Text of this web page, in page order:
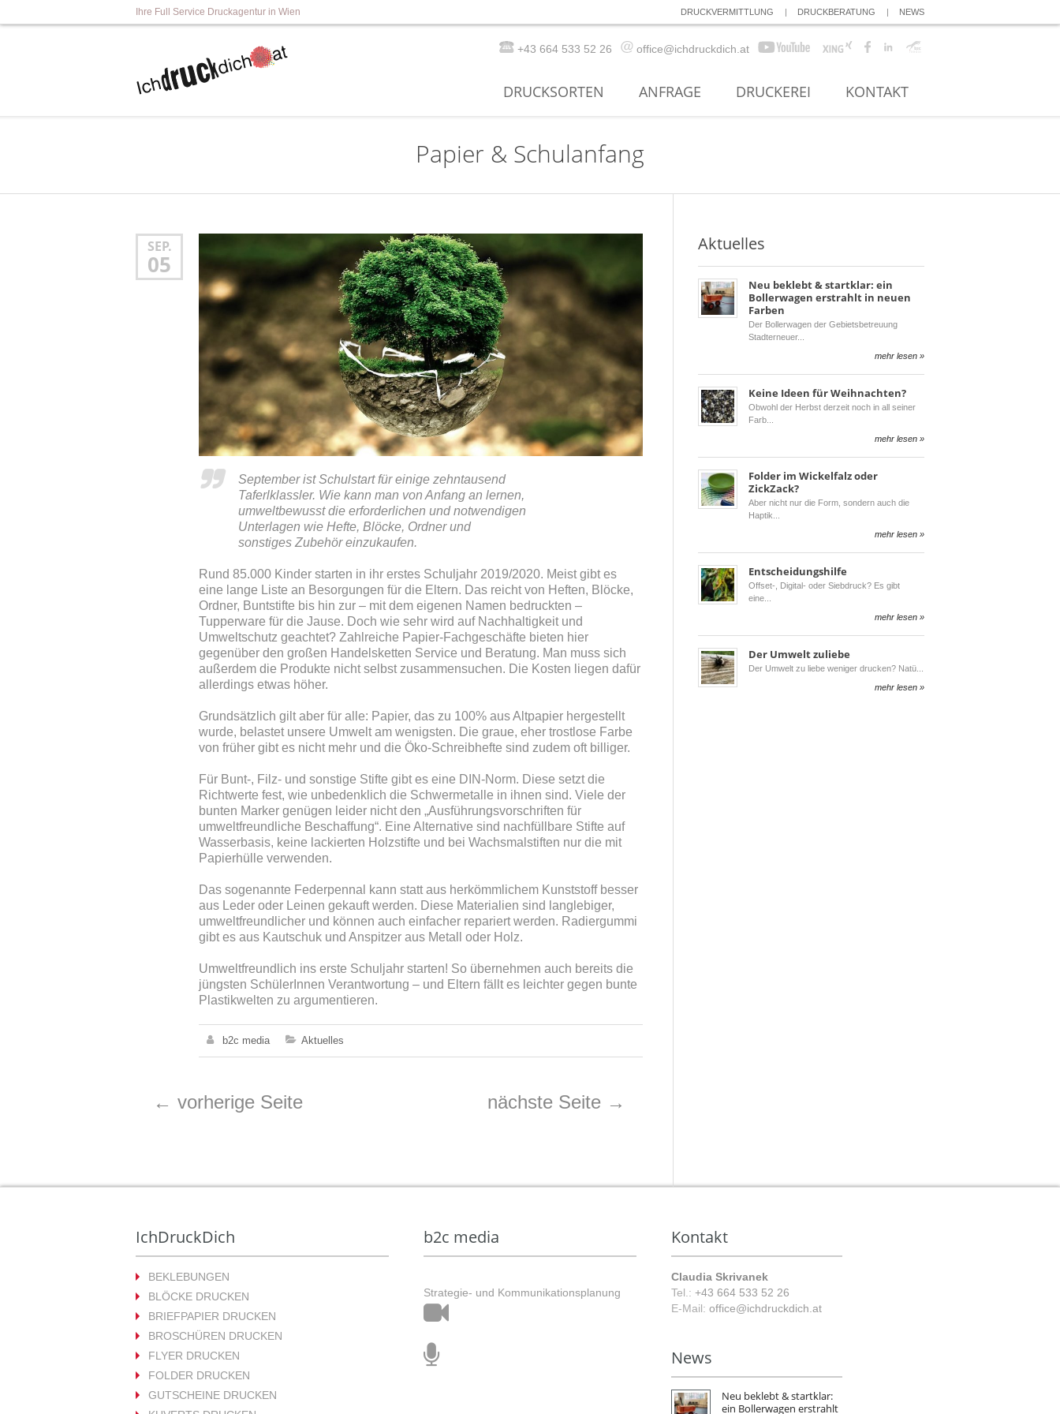
DRUCKVERMITTLUNG DRUCKBERATUNG NEWS
Ihre Full Service Druckagentur in Wien
+43 664 533 52 26 office@ichdruckdich.at
DRUCKSORTEN ANFRAGE DRUCKEREI KONTAKT
Papier & Schulanfang
SEP.
05
September ist Schulstart für einige zehntausend
Taferlklassler. Wie kann man von Anfang an lernen,
umweltbewusst die erforderlichen und notwendigen
Unterlagen wie Hefte, Blöcke, Ordner und
sonstiges Zubehör einzukaufen.
Rund 85.000 Kinder starten in ihr erstes Schuljahr 2019/2020. Meist gibt es
eine lange Liste an Besorgungen für die Eltern. Das reicht von Heften, Blöcke,
Ordner, Buntstifte bis hin zur – mit dem eigenen Namen bedruckten –
Tupperware für die Jause. Doch wie sehr wird auf Nachhaltigkeit und
Umweltschutz geachtet? Zahlreiche Papier-Fachgeschäfte bieten hier
gegenüber den großen Handelsketten Service und Beratung. Man muss sich
außerdem die Produkte nicht selbst zusammensuchen. Die Kosten liegen dafür
allerdings etwas höher.
Grundsätzlich gilt aber für alle: Papier, das zu 100% aus Altpapier hergestellt
wurde, belastet unsere Umwelt am wenigsten. Die graue, eher trostlose Farbe
von früher gibt es nicht mehr und die Öko-Schreibhefte sind zudem oft billiger.
Für Bunt-, Filz- und sonstige Stifte gibt es eine DIN-Norm. Diese setzt die
Richtwerte fest, wie unbedenklich die Schwermetalle in ihnen sind. Viele der
bunten Marker genügen leider nicht den „Ausführungsvorschriften für
umweltfreundliche Beschaffung“. Eine Alternative sind nachfüllbare Stifte auf
Wasserbasis, keine lackierten Holzstifte und bei Wachsmalstiften nur die mit
Papierhülle verwenden.
Das sogenannte Federpennal kann statt aus herkömmlichem Kunststoff besser
aus Leder oder Leinen gekauft werden. Diese Materialien sind langlebiger,
umweltfreundlicher und können auch einfacher repariert werden. Radiergummi
gibt es aus Kautschuk und Anspitzer aus Metall oder Holz.
Umweltfreundlich ins erste Schuljahr starten! So übernehmen auch bereits die
jüngsten SchülerInnen Verantwortung – und Eltern fällt es leichter gegen bunte
Plastikwelten zu argumentieren.
b2c media Aktuelles
← vorherige Seite nächste Seite →
Aktuelles
Neu beklebt & startklar: ein
Bollerwagen erstrahlt in neuen
Farben
Der Bollerwagen der Gebietsbetreuung
Stadterneuer
mehr lesen »
Keine Ideen für Weihnachten?
Obwohl der Herbst derzeit noch in all seiner
Farb
mehr lesen »
Folder im Wickelfalz oder
ZickZack?
Aber nicht nur die Form, sondern auch die
Haptik
mehr lesen »
Entscheidungshilfe
Offset-, Digital- oder Siebdruck? Es gibt
eine
mehr lesen »
Der Umwelt zuliebe
Der Umwelt zu liebe weniger drucken? Natü
mehr lesen »
IchDruckDich
BEKLEBUNGEN
BLÖCKE DRUCKEN
BRIEFPAPIER DRUCKEN
BROSCHÜREN DRUCKEN
FLYER DRUCKEN
FOLDER DRUCKEN
GUTSCHEINE DRUCKEN
b2c media
Strategie- und Kommunikationsplanung
Film
&
Kontakt
Claudia Skrivanek
Tel.: +43 664 533 52 26
E-Mail: office@ichdruckdich.at
News
Neu beklebt & startklar:
ein Bollerwagen erstrahlt